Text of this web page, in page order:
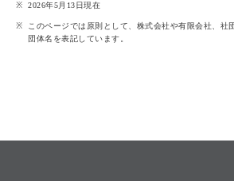
2026年5月13日現在
このページでは原則として、株式会社や有限会社、社
団体名を表記しています。